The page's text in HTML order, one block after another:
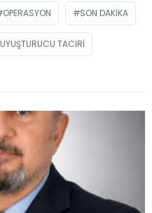
OPERASYON SON DAKIKA
UYUŞTURUCU TACIRI